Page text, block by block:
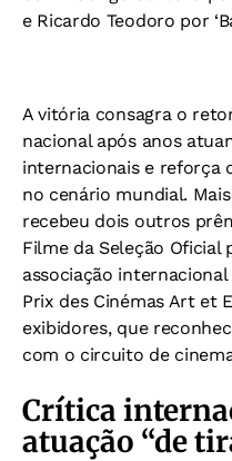
e Ricardo Teodoro por
A vitória consagra o
nacional após anos
internacionais e reforça
no cenário mundial.
recebeu dois outros
Filme da Seleção Oficial
associação
Prix des Cinémas Art et
exibidores, que
com o circuito de
Crítica
atuação “de